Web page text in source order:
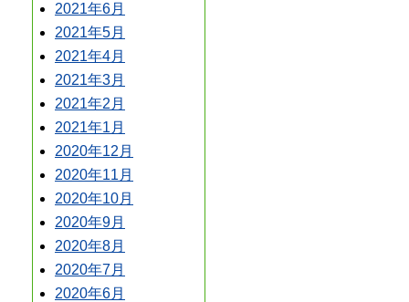
2021年6月
2021年5月
2021年4月
2021年3月
2021年2月
2021年1月
2020年12月
2020年11月
2020年10月
2020年9月
2020年8月
2020年7月
2020年6月